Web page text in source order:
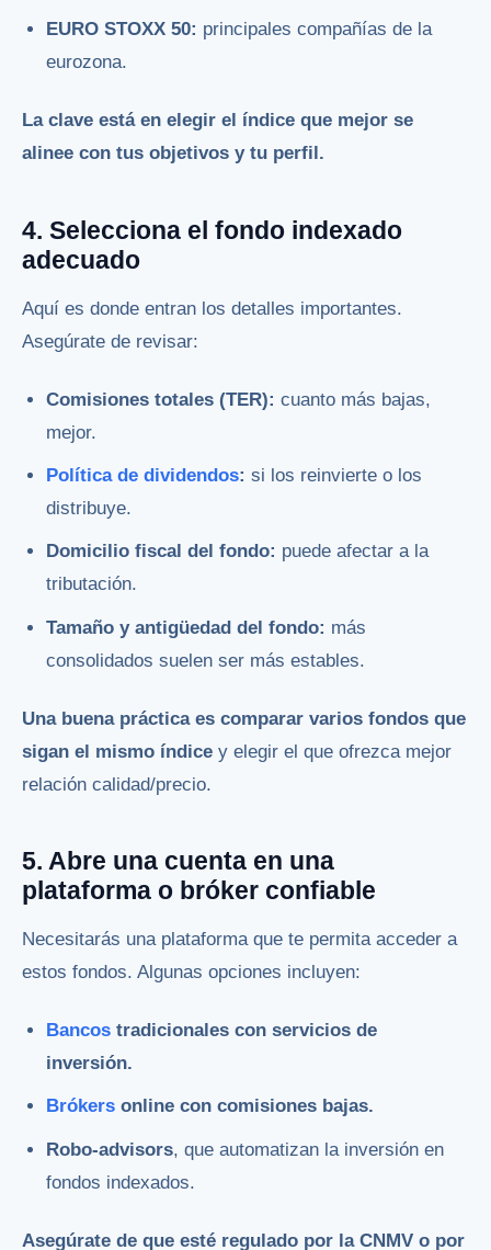
EURO STOXX 50: principales compañías de la
eurozona.
La clave está en elegir el índice que mejor se
alinee con tus objetivos y tu perfil.
4. Selecciona el fondo indexado
adecuado
Aquí es donde entran los detalles importantes.
Asegúrate de revisar:
Comisiones totales (TER): cuanto más bajas,
mejor.
Política de dividendos: si los reinvierte o los
distribuye.
Domicilio fiscal del fondo: puede afectar a la
tributación.
Tamaño y antigüedad del fondo: más
consolidados suelen ser más estables.
Una buena práctica es comparar varios fondos que
sigan el mismo índice y elegir el que ofrezca mejor
relación calidad/precio.
5. Abre una cuenta en una
plataforma o bróker confiable
Necesitarás una plataforma que te permita acceder a
estos fondos. Algunas opciones incluyen:
Bancos tradicionales con servicios de
inversión.
Brókers online con comisiones bajas.
Robo-advisors, que automatizan la inversión en
fondos indexados.
Asegúrate de que esté regulado por la CNMV o por